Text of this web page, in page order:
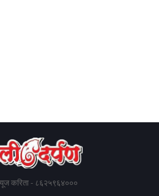
करिता - ८६२५९६४०००